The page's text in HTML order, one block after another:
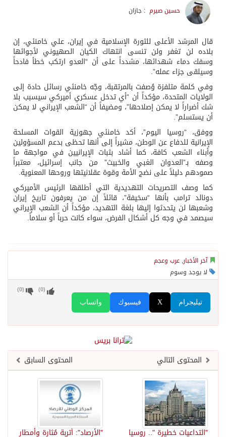
حسين صيرم : جازان
قال المرشد الأعلى للثورة الإسلامية في إيران، علي خامنئي، إن
بلاده لن تغفر ولن تنسى انتهاك الكيان الصهيوني لأجوائها
وسفك دماء شهدائها، مشدداً على أن “العدو ارتكب خطأ فادحاً
وسيلقى جزاء عمله”.
وفي كلمة متلفزة وُصفت بالمرتقبة، وجّه خامنئي رسائل حادة إلى
الولايات المتحدة، مؤكداً أن “أي تدخل عسكري أميركي سيسبب بلا
شك أضراراً لا يمكن إصلاحها”، ومضيفاً أن “الشعب الإيراني لا يمكن
أن يستسلم”.
ووفق، “روسيا اليوم”، أكد خامنئي جهوزية القوات المسلحة
الإيرانية للدفاع عن الوطن، مشيراً إلى أنها تحظى بدعم المسؤولين
وأبناء الشعب كافة، كما أشاد بثبات الإيرانيين في مواجهة ما
وصفه بـ”العدوان الغبي والخبيث” من جانب إسرائيل، معتبراً
صمودهم دليلاً على نضج الأمة وقوة عقلانيتها وروحها المعنوية.
كما وصف التصريحات التهديدية التي أطلقها الرئيس الأميركي
دونالد ترامب بأنها “سخيفة”، قائلاً إن من يعرفون تاريخ إيران
وشعبها لن يتحدثوا إليها بلغة التهديد، مؤكداً أن الشعب الإيراني
سيصمد في وجه كل أشكال الفرض، سواء كانت حرباً أو سلاماً.
آخر الأخبار, عرب وعجم
لا يوجد وسوم
واتساب فيسبوك X تيليجرام
(
0
) (
0
)
المحتوى السابق المحتوى التالي
"الأرصاد": أتربة مُثارة وأمطار "التداعيات خطيرة ".. روسيا